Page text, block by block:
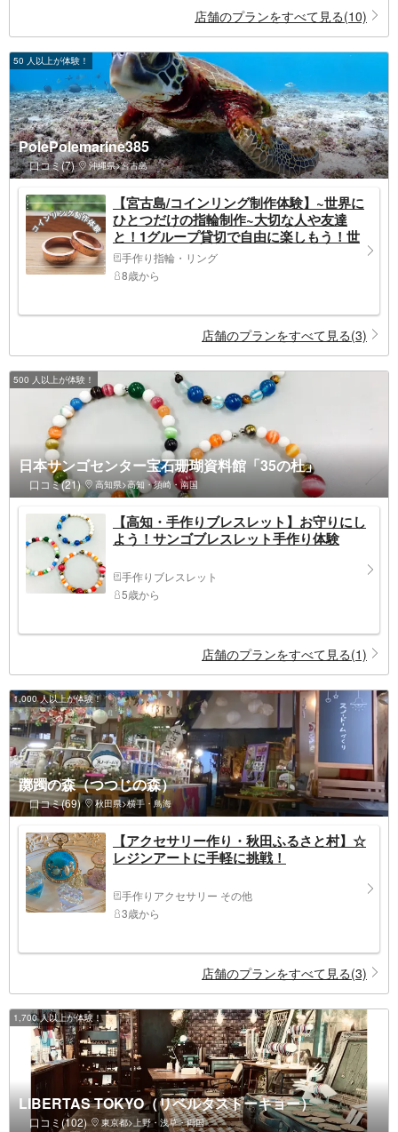
店舗のプランをすべて見る(10)
50 人以上が体験！
PolePolemarine385
口コミ(7) 沖縄県>宮古島
【宮古島/コインリング制作体験】~世界に
ひとつだけの指輪制作~大切な人や友達
と！1グループ貸切で自由に楽しもう！世
界５０ヶ国取り扱い♪
手作り指輪・リング
8歳から
店舗のプランをすべて見る(3)
500 人以上が体験！
日本サンゴセンター宝石珊瑚資料館「35の杜」
口コミ(21) 高知県>高知・須崎・南国
【高知・手作りブレスレット】お守りにし
よう！サンゴブレスレット手作り体験
手作りブレスレット
5歳から
店舗のプランをすべて見る(1)
1,000 人以上が体験！
躑躅の森（つつじの森）
口コミ(69) 秋田県>横手・鳥海
【アクセサリー作り・秋田ふるさと村】☆
レジンアートに手軽に挑戦！
手作りアクセサリー その他
3歳から
店舗のプランをすべて見る(3)
1,700 人以上が体験！
LIBERTAS TOKYO（リベルタストーキョー）
口コミ(102) 東京都>上野・浅草・両国